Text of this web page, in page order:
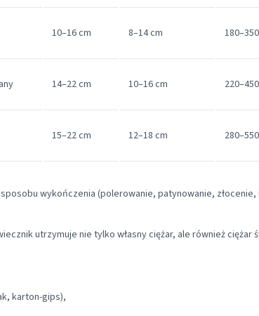
10–16 cm 8–14 cm 180–350
14–22 cm 10–16 cm 220–450
15–22 cm 12–18 cm 280–550
wykończenia (polerowanie, patynowanie, złocenie,
utrzymuje nie tylko własny ciężar, ale również ciężar
karton-gips),